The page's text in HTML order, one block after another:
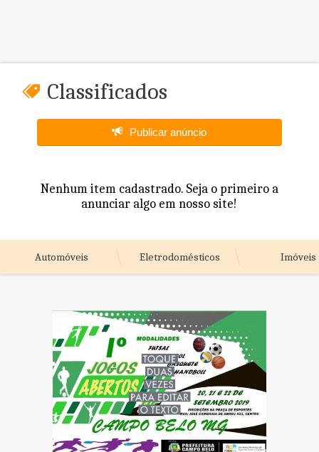
Classificados
Publicar anúncio
Nenhum item cadastrado. Seja o primeiro a
anunciar algo em nosso site!
Automóveis Eletrodomésticos Imóveis